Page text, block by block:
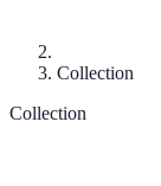
Collection
Collection